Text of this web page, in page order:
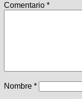
Comentario *
Nombre *